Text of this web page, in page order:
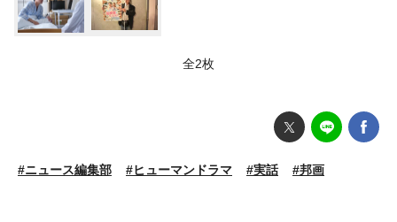
全2枚
#ニュース編集部 #ヒューマンドラマ #実話 #邦画